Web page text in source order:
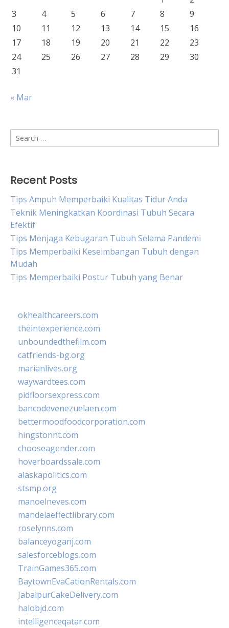
3
4 5 6 7 8
9
10
11 12 13 14 15
16
17
18 19 20 21 22
23
24
25 26 27 28 29
30
31
« Mar
Search
for:
Recent Posts
Tips Ampuh Memperbaiki Kualitas Tidur Anda
Teknik Meningkatkan Koordinasi Tubuh Secara
Efektif
Tips Menjaga Kebugaran Tubuh Selama Pandemi
Tips Memperbaiki Keseimbangan Tubuh dengan
Mudah
Tips Memperbaiki Postur Tubuh yang Benar
okhealthcareers.com
theintexperience.com
unboundedthefilm.com
catfriends-bg.org
marianlives.org
waywardtees.com
pidfloorsexpress.com
bancodevenezuelaen.com
bettermoodfoodcorporation.com
hingstonnt.com
chooseagender.com
hoverboardssale.com
alaskapolitics.com
stsmp.org
manoelneves.com
mandelaeffectlibrary.com
roselynns.com
balanceyoganj.com
salesforceblogs.com
TrainGames365.com
BaytownEvaCationRentals.com
JabalpurCakeDelivery.com
halobjd.com
intelligenceqatar.com